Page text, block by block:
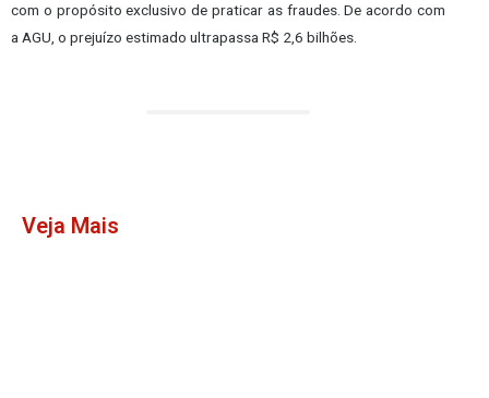
com o propósito exclusivo de praticar as fraudes. De acordo com
a AGU, o prejuízo estimado ultrapassa R$ 2,6 bilhões.
Veja Mais